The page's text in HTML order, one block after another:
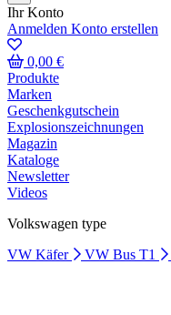
Ihr Konto
Anmelden Konto erstellen
0,00 €
Produkte
Marken
Geschenkgutschein
Explosionszeichnungen
Magazin
Kataloge
Newsletter
Videos
Volkswagen type
VW Käfer
VW Bus T1